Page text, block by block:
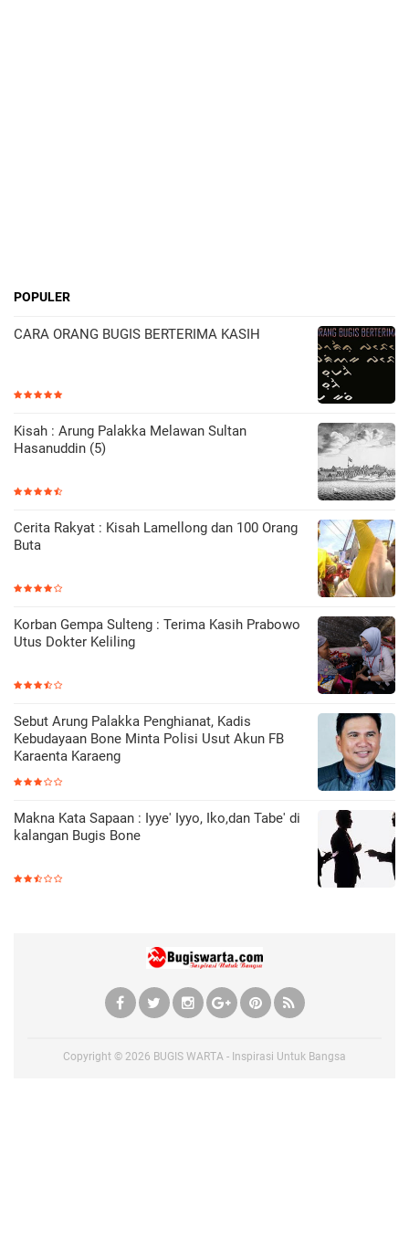
POPULER
CARA ORANG BUGIS BERTERIMA KASIH
Kisah : Arung Palakka Melawan Sultan
Hasanuddin (5)
Cerita Rakyat : Kisah Lamellong dan 100 Orang
Buta
Korban Gempa Sulteng : Terima Kasih Prabowo
Utus Dokter Keliling
Sebut Arung Palakka Penghianat, Kadis
Kebudayaan Bone Minta Polisi Usut Akun FB
Karaenta Karaeng
Makna Kata Sapaan : Iyye' Iyyo, Iko,dan Tabe' di
kalangan Bugis Bone
Copyright © 2026 BUGIS WARTA - Inspirasi Untuk Bangsa